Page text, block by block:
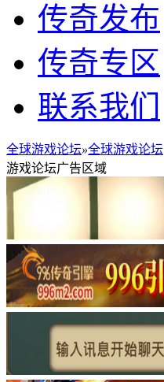
传奇发布
传奇专区
联系我们
全球游戏论坛»全球游戏论坛
游戏论坛广告区域